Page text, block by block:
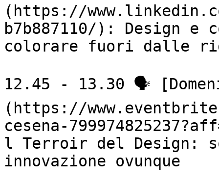
(https://
b7b887110/): Design e
colorare fuori dalle
12.45 - 13.30 🗣
(https://
cesena-
l Terroir del Design:
innovazione ovunque